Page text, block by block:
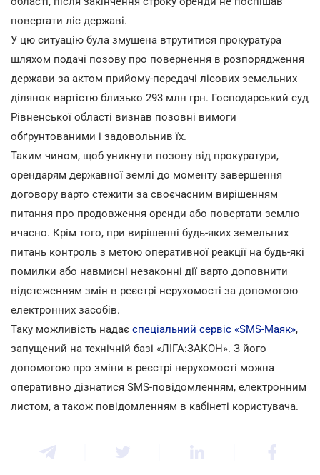
повертати ліс державі.
У цю ситуацію була змушена втрутитися прокуратура
шляхом подачі позову про повернення в розпорядження
держави за актом прийому-передачі лісових земельних
ділянок вартістю близько 293 млн грн. Господарський суд
Рівненської області визнав позовні вимоги
обґрунтованими і задовольнив їх.
Таким чином, щоб уникнути позову від прокуратури,
орендарям державної землі до моменту завершення
договору варто стежити за своєчасним вирішенням
питання про продовження оренди або повертати землю
вчасно. Крім того, при вирішенні будь-яких земельних
питань контроль з метою оперативної реакції на будь-які
помилки або навмисні незаконні дії варто доповнити
відстеженням змін в реєстрі нерухомості за допомогою
електронних засобів.
Таку можливість надає спеціальний сервіс «SMS-Маяк»,
запущений на технічній базі «ЛІГА:ЗАКОН». З його
допомогою про зміни в реєстрі нерухомості можна
оперативно дізнатися SMS-повідомленням, електронним
листом, а також повідомленням в кабінеті користувача.